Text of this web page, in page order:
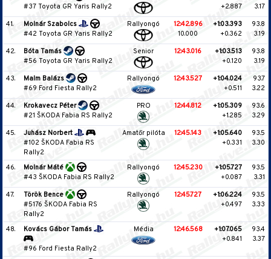
#37 Toyota GR Yaris Rally2
+2.887
3.17
41.
Molnár Szabolcs
#42 Toyota GR Yaris Rally2
Rallyongó
12:42.896
10.000
+1:03.393
+0.362
93.8
3.19
42.
Bóta Tamás
#56 Toyota GR Yaris Rally2
Senior 12:43.016
+1:03.513
+0.120
93.8
3.19
43.
Malm Balázs
#69 Ford Fiesta Rally2
Rallyongó 12:43.527
+1:04.024
+0.511
93.7
3.22
44.
Krokavecz Péter
#21 ŠKODA Fabia RS Rally2
PRO 12:44.812
+1:05.309
+1.285
93.6
3.29
45.
Juhász Norbert
#102 ŠKODA Fabia RS
Rally2
Amatőr pilóta 12:45.143
+1:05.640
+0.331
93.5
3.30
46.
Molnár Máté
#43 ŠKODA Fabia RS Rally2
Rallyongó 12:45.230
+1:05.727
+0.087
93.5
3.31
47.
Török Bence
#5176 ŠKODA Fabia RS
Rally2
Rallyongó 12:45.727
+1:06.224
+0.497
93.5
3.33
48. Kovács Gábor Tamás
#96 Ford Fiesta Rally2
Média 12:46.568
+1:07.065
+0.841
93.4
3.37